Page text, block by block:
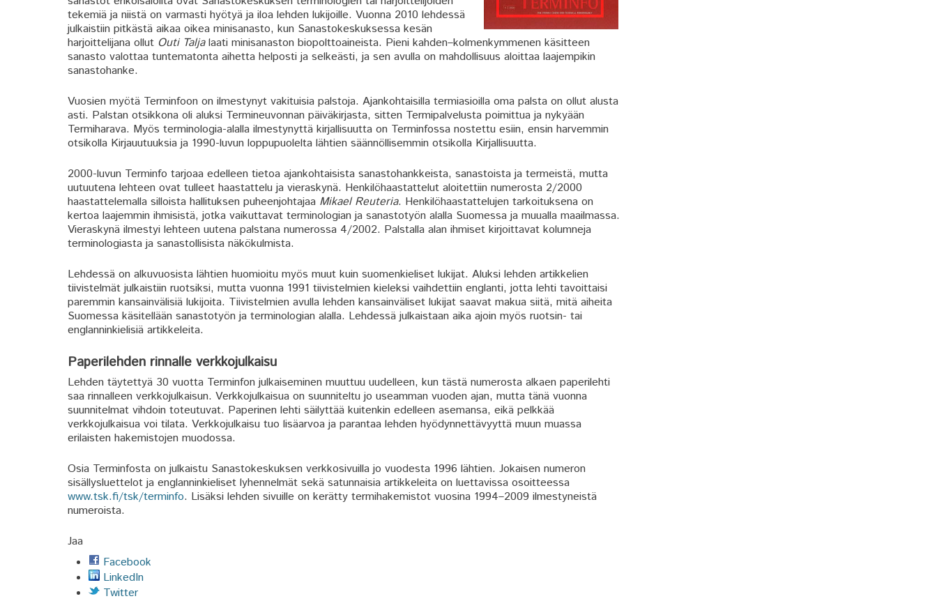
tekemiä ja niistä on varmasti hyötyä ja iloa lehden lukijoille. Vuonna 2010 lehdessä
julkaistiin pitkästä aikaa oikea minisanasto, kun Sanastokeskuksessa kesän
harjoittelijana ollut Outi Taljalaati minisanaston biopolttoaineista. Pieni kahden–kolmenkymmenen käsitteen
sanasto valottaa tuntematonta aihetta helposti ja selkeästi, ja sen avulla on mahdollisuus aloittaa laajempikin
sanastohanke.
Vuosien myötä Terminfoon on ilmestynyt vakituisia palstoja. Ajankohtaisilla termiasioilla oma palsta on ollut alusta
asti. Palstan otsikkona oli aluksi Termineuvonnan päiväkirjasta, sitten Termipalvelusta poimittua ja nykyään
Termiharava. Myös terminologia-alalla ilmestynyttä kirjallisuutta on Terminfossa nostettu esiin, ensin harvemmin
otsikolla Kirjauutuuksia ja 1990-luvun loppupuolelta lähtien säännöllisemmin otsikolla Kirjallisuutta.
2000-luvun Terminfo tarjoaa edelleen tietoa ajankohtaisista sanastohankkeista, sanastoista ja termeistä, mutta
uutuutena lehteen ovat tulleet haastattelu ja vieraskynä. Henkilöhaastattelut aloitettiin numerosta 2/2000
haastattelemalla silloista hallituksen puheenjohtajaa Mikael Reuteria. Henkilöhaastattelujen tarkoituksena on
kertoa laajemmin ihmisistä, jotka vaikuttavat terminologian ja sanastotyön alalla Suomessa ja muualla maailmassa.
Vieraskynä ilmestyi lehteen uutena palstana numerossa 4/2002. Palstalla alan ihmiset kirjoittavat kolumneja
terminologiasta ja sanastollisista näkökulmista.
Lehdessä on alkuvuosista lähtien huomioitu myös muut kuin suomenkieliset lukijat. Aluksi lehden artikkelien
tiivistelmät julkaistiin ruotsiksi, mutta vuonna 1991 tiivistelmien kieleksi vaihdettiin englanti, jotta lehti tavoittaisi
paremmin kansainvälisiä lukijoita. Tiivistelmien avulla lehden kansainväliset lukijat saavat makua siitä, mitä aiheita
Suomessa käsitellään sanastotyön ja terminologian alalla. Lehdessä julkaistaan aika ajoin myös ruotsin- tai
englanninkielisiä artikkeleita.
Paperilehden rinnalle verkkojulkaisu
Lehden täytettyä 30 vuotta Terminfon julkaiseminen muuttuu uudelleen, kun tästä numerosta alkaen paperilehti
saa rinnalleen verkkojulkaisun. Verkkojulkaisua on suunniteltu jo useamman vuoden ajan, mutta tänä vuonna
suunnitelmat vihdoin toteutuvat. Paperinen lehti säilyttää kuitenkin edelleen asemansa, eikä pelkkää
verkkojulkaisua voi tilata. Verkkojulkaisu tuo lisäarvoa ja parantaa lehden hyödynnettävyyttä muun muassa
erilaisten hakemistojen muodossa.
Osia Terminfosta on julkaistu Sanastokeskuksen verkkosivuilla jo vuodesta 1996 lähtien. Jokaisen numeron
sisällysluettelot ja englanninkieliset lyhennelmät sekä satunnaisia artikkeleita on luettavissa osoitteessa
www.tsk.fi/tsk/terminfo. Lisäksi lehden sivuille on kerätty termihakemistot vuosina 1994–2009 ilmestyneistä
numeroista.
Jaa
Facebook
LinkedIn
Twitter